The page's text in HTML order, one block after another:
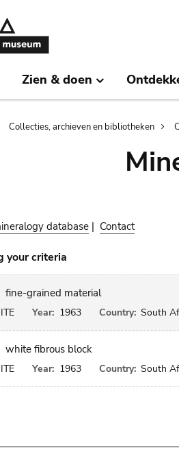
Zien & doen
Collecties, archieven en bibliotheken
database | Contact
your criteria
fine-grained material
Year: 1963 Country: South
white fibrous block
Year: 1963 Country: South